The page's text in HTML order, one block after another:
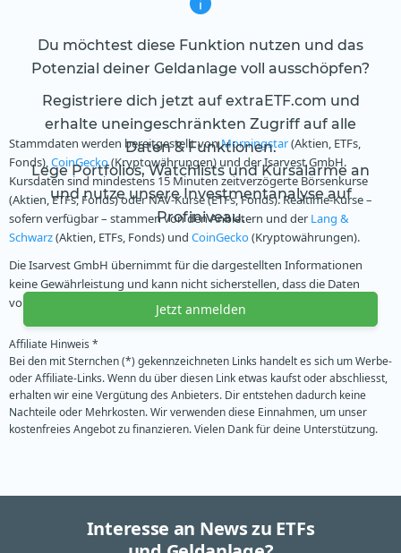
Du möchtest diese Funktion nutzen und das
Potenzial deiner Geldanlage voll ausschöpfen?
Registriere dich jetzt auf extraETF.com und
erhalte uneingeschränkten Zugriff auf alle
Daten & Funktionen.
Lege Portfolios, Watchlists und Kursalarme an
und nutze unsere Investmentanalyse auf
Profiniveau.
Jetzt anmelden
Stammdaten werden bereitgestellt vonMorningstar(Aktien, ETFs,
Fonds),CoinGecko(Kryptowährungen) und der Isarvest GmbH.
Kursdaten sind mindestens 15 Minuten zeitverzögerte Börsenkurse
(Aktien, ETFs, Fonds) oder NAV-Kurse (ETFs, Fonds). Realtime-Kurse –
sofern verfügbar – stammen von den Anbietern und der Lang &
Schwarz(Aktien, ETFs, Fonds) und CoinGecko(Kryptowährungen).
Die Isarvest GmbH übernimmt für die dargestellten Informationen
keine Gewährleistung und kann nicht sicherstellen, dass die Daten
vollständig und genau sind.
Affiliate Hinweis *
Bei den mit Sternchen (*) gekennzeichneten Links handelt es sich um Werbe-
oder Affiliate-Links. Wenn du über diesen Link etwas kaufst oder abschliesst,
erhalten wir eine Vergütung des Anbieters. Dir entstehen dadurch keine
Nachteile oder Mehrkosten. Wir verwenden diese Einnahmen, um unser
kostenfreies Angebot zu finanzieren. Vielen Dank für deine Unterstützung.
Interesse an News zu ETFs